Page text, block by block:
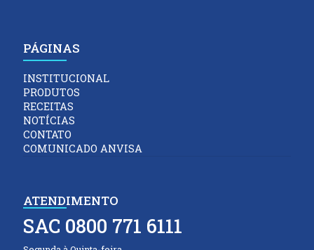
PÁGINAS
INSTITUCIONAL
PRODUTOS
RECEITAS
NOTÍCIAS
CONTATO
COMUNICADO ANVISA
ATENDIMENTO
SAC 0800 771 6111